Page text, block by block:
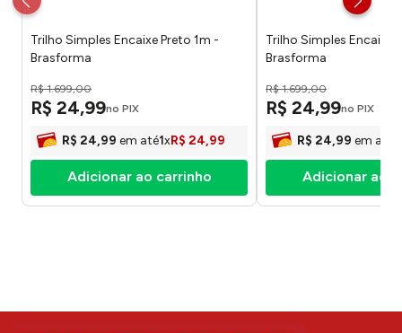
Trilho Simples Encaixe Preto 1m -
Brasforma
R$ 1.699,00
R$ 24,99no PIX
R$ 24,99 em até1xR$ 24,99
Adicionar ao carrinho
Trilho Simples Encaixe
Brasforma
R$ 1.699,00
R$ 24,99no PIX
R$ 24,99 em até
Adicionar ao